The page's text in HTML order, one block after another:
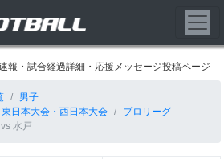
報・試合経過詳細・応援メッセージ投稿ページ
男子
日本大会・西日本大会
プロリーグ
水戸